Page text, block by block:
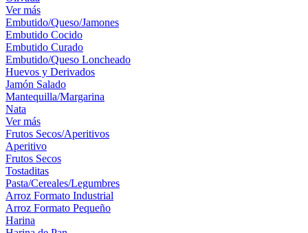
Ver más
Embutido/Queso/Jamones
Embutido Cocido
Embutido Curado
Embutido/Queso Loncheado
Huevos y Derivados
Jamón Salado
Mantequilla/Margarina
Nata
Ver más
Frutos Secos/Aperitivos
Aperitivo
Frutos Secos
Tostaditas
Pasta/Cereales/Legumbres
Arroz Formato Industrial
Arroz Formato Pequeño
Harina